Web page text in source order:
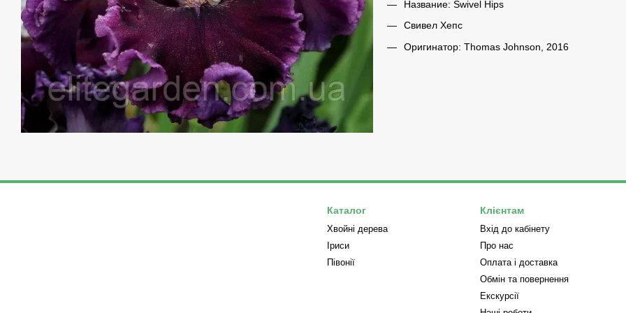
Название: Swivel Hips
Свивел Хепс
Оригинатор: Thomas Johnson, 2016
Каталог
Хвойні дерева
Iриси
Півонії
Клієнтам
Вхід до кабінету
Про нас
Оплата і доставка
Обмін та повернення
Екскурсії